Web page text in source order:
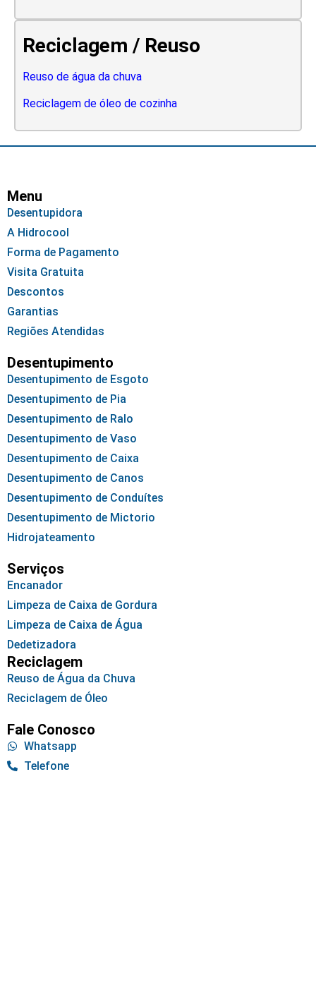
Reciclagem / Reuso
Reuso de água da chuva
Reciclagem de óleo de cozinha
Menu
Desentupidora
A Hidrocool
Forma de Pagamento
Visita Gratuita
Descontos
Garantias
Regiões Atendidas
Desentupimento
Desentupimento de Esgoto
Desentupimento de Pia
Desentupimento de Ralo
Desentupimento de Vaso
Desentupimento de Caixa
Desentupimento de Canos
Desentupimento de Conduítes
Desentupimento de Mictorio
Hidrojateamento
Serviços
Encanador
Limpeza de Caixa de Gordura
Limpeza de Caixa de Água
Dedetizadora
Reciclagem
Reuso de Água da Chuva
Reciclagem de Óleo
Fale Conosco
Whatsapp
Telefone